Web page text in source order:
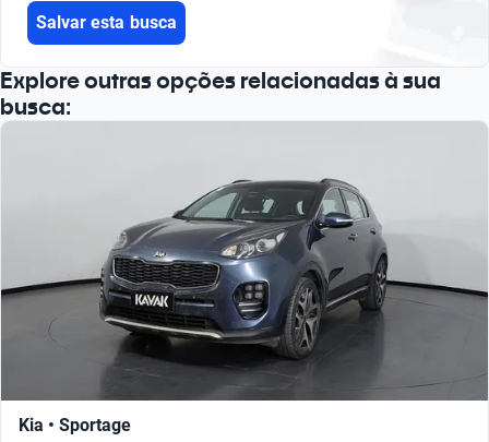
Salvar esta busca
Explore outras opções relacionadas à sua
busca:
Kia • Sportage